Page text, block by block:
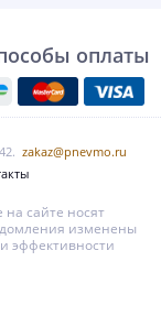
оплаты
zakaz@pnevmo.ru
на сайте носят
изменены
эффективности